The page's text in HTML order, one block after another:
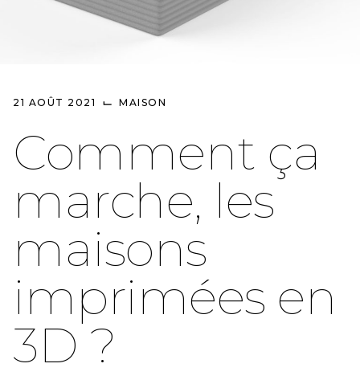
21 AOÛT 2021 ⌙ MAISON
Comment ça
marche, les
maisons
imprimées en
3D ?